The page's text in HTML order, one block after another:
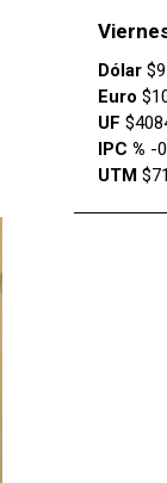
Dólar
Euro
UF
IPC % -
UTM